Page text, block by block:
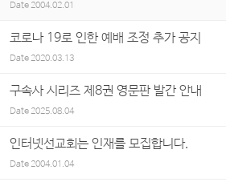
Date 2004.02.01
코로나 19로 인한 예배 조정 추가 공지
Date2020.03.13
구속사 시리즈 제8권 영문판 발간 안내
Date2025.08.04
인터넷선교회는 인재를 모집합니다.
Date2004.01.04